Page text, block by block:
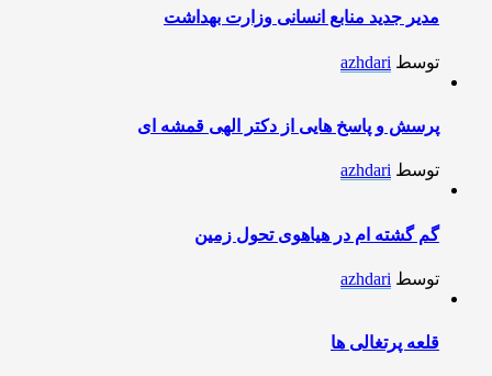
مدیر جدید منابع انسانی وزارت بهداشت
توسط azhdari
پرسش و پاسخ هایی از دکتر الهی قمشه ای
توسط azhdari
گم گشته ام در هیاهوی تحول زمین
توسط azhdari
قلعه پرتغالی ها